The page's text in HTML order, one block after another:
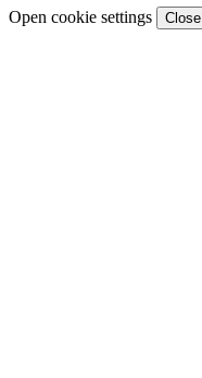
Open cookie settings Close